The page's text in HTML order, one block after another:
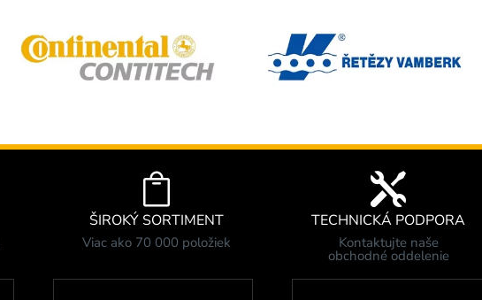

ŠIROKÝ SORTIMENT
Viac ako 70 000 položiek

TECHNICKÁ PODPORA
Kontaktujte naše
obchodné oddelenie